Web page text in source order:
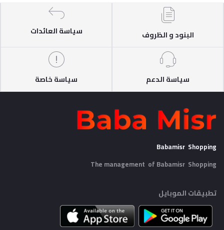
البنود و الظروف سياسة العائدات
سياسة الدعم سياسة خاصة
Babamisr Shopping
The management of Babamisr Shopping
تطبيقات الموبايل